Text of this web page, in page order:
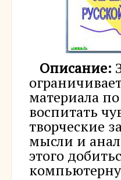
Описание:
материала
воспитать
творческие
мысли и
этого